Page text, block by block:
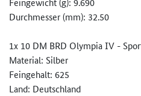
Durchmesser (mm): 32.50
1x 10 DM BRD Olympia IV -
Material: Silber
Feingehalt: 625
Land: Deutschland